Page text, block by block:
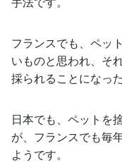
フランスでも、ペッ
いものと思われ、そ
採られることになっ
日本でも、ペットを
が、フランスでも毎
ようです。